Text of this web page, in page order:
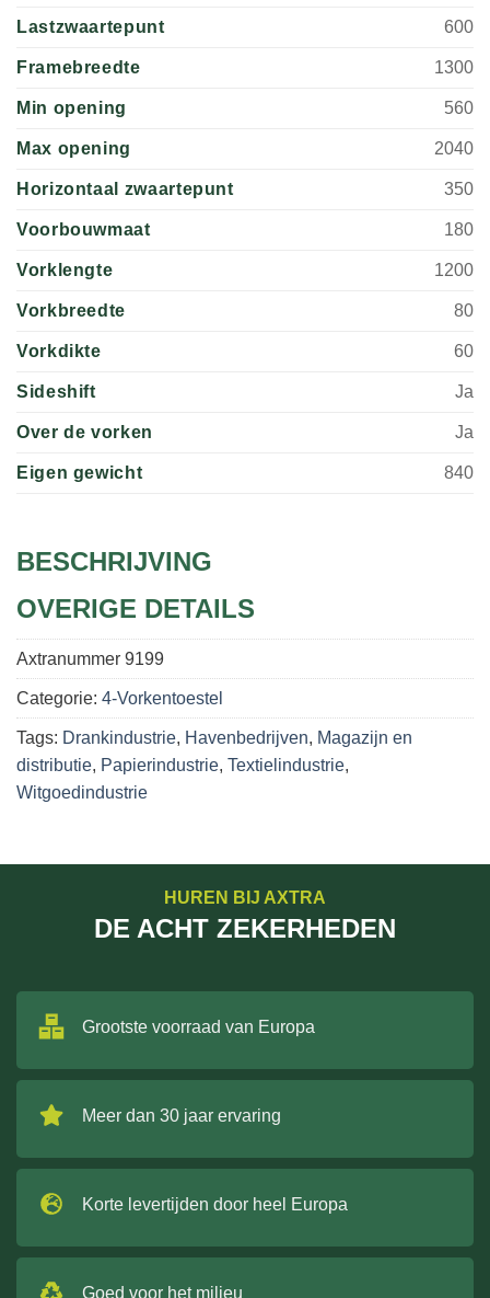
Lastzwaartepunt 600
Framebreedte 1300
Min opening 560
Max opening 2040
Horizontaal zwaartepunt 350
Voorbouwmaat 180
Vorklengte 1200
Vorkbreedte 80
Vorkdikte 60
Sideshift Ja
Over de vorken Ja
Eigen gewicht 840
BESCHRIJVING
OVERIGE DETAILS
Axtranummer 9199
Categorie: 4-Vorkentoestel
Tags: Drankindustrie, Havenbedrijven, Magazijn en
distributie, Papierindustrie, Textielindustrie,
Witgoedindustrie
HUREN BIJ AXTRA
DE ACHT ZEKERHEDEN
Grootste voorraad van Europa
Meer dan 30 jaar ervaring
Korte levertijden door heel Europa
Goed voor het milieu